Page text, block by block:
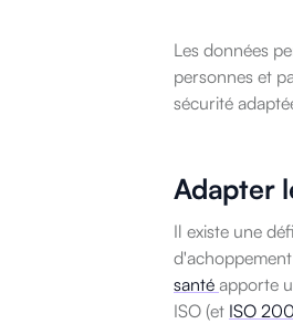
Les données
personnes et
sécurité
Adapter
Il existe une
santé apporte
ISO (et ISO